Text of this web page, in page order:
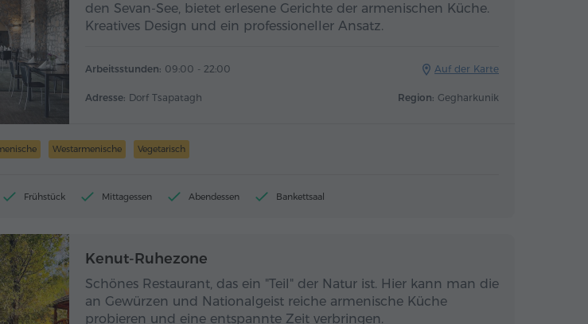
den Sevan-See, bietet erlesene Gerichte der armenischen Küche.
Kreatives Design und ein professioneller Ansatz.
Arbeitsstunden: 09:00 - 22:00 Auf der Karte
Adresse: Dorf Tsapatagh Region: Gegharkunik
Westarmenische Vegetarisch
Frühstück Mittagessen Abendessen Bankettsaal
Kenut-Ruhezone
Schönes Restaurant, das ein "Teil" der Natur ist. Hier kann man die
an Gewürzen und Nationalgeist reiche armenische Küche
probieren und eine entspannte Zeit verbringen.